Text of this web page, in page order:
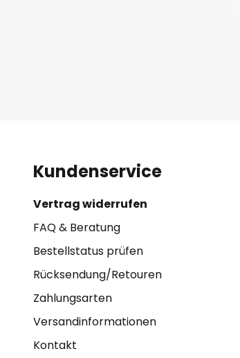
Kundenservice
Vertrag widerrufen
FAQ & Beratung
Bestellstatus prüfen
Rücksendung/Retouren
Zahlungsarten
Versandinformationen
Kontakt